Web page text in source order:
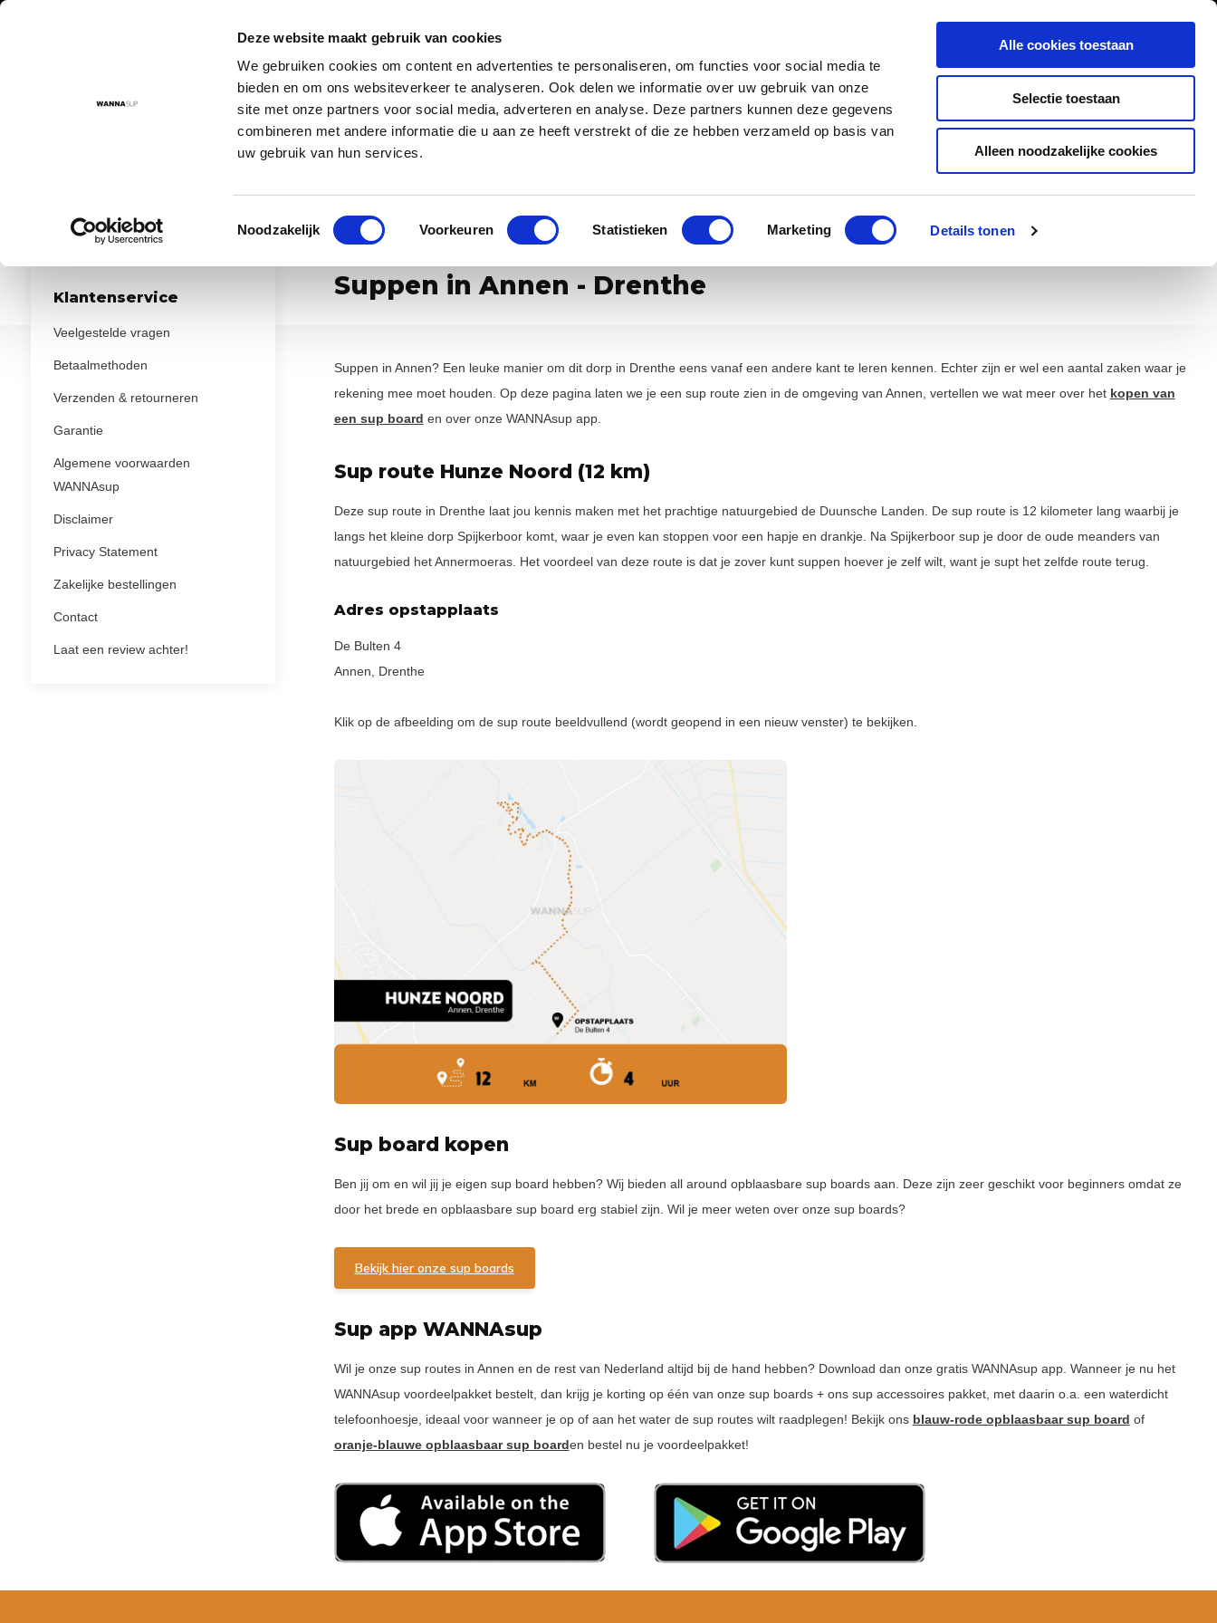
Deze website maakt gebruik van cookies
We gebruiken cookies om content en advertenties te personaliseren, om functies voor social media te
bieden en om ons websiteverkeer te analyseren. Ook delen we informatie over uw gebruik van onze
site met onze partners voor social media, adverteren en analyse. Deze partners kunnen deze gegevens
combineren met andere informatie die u aan ze heeft verstrekt of die ze hebben verzameld op basis van
uw gebruik van hun services.
Toestemmingsselectie
Noodzakelijk Voorkeuren Statistieken Marketing Details tonen
Alle cookies toestaan
Selectie toestaan
Alleen noodzakelijke cookies
Inloggen
Instructievideo's Contact
Voor 17:00 besteld = morgen in huis! De nr. 1 SUP board specialist van Europa Klanten geven ons een 9,5/10
Sup routes Hunze Noord
Klantenservice
Veelgestelde vragen
Betaalmethoden
Verzenden & retourneren
Garantie
Algemene voorwaarden
WANNAsup
Disclaimer
Privacy Statement
Zakelijke bestellingen
Contact
Laat een review achter!
Suppen in Annen - Drenthe
Suppen in Annen? Een leuke manier om dit dorp in Drenthe eens vanaf een andere kant te leren kennen. Echter zijn er wel een aantal zaken waar je
rekening mee moet houden. Op deze pagina laten we je een sup route zien in de omgeving van Annen, vertellen we wat meer over het kopen van
een sup board en over onze WANNAsup app.
Sup route Hunze Noord (12 km)
Deze sup route in Drenthe laat jou kennis maken met het prachtige natuurgebied de Duunsche Landen. De sup route is 12 kilometer lang waarbij je
langs het kleine dorp Spijkerboor komt, waar je even kan stoppen voor een hapje en drankje. Na Spijkerboor sup je door de oude meanders van
natuurgebied het Annermoeras. Het voordeel van deze route is dat je zover kunt suppen hoever je zelf wilt, want je supt het zelfde route terug.
Adres opstapplaats
De Bulten 4
Annen, Drenthe
Klik op de afbeelding om de sup route beeldvullend (wordt geopend in een nieuw venster) te bekijken.
Sup board kopen
Ben jij om en wil jij je eigen sup board hebben? Wij bieden all around opblaasbare sup boards aan. Deze zijn zeer geschikt voor beginners omdat ze
door het brede en opblaasbare sup board erg stabiel zijn. Wil je meer weten over onze sup boards?
Bekijk hier onze sup boards
Sup app WANNAsup
Wil je onze sup routes in Annen en de rest van Nederland altijd bij de hand hebben? Download dan onze gratis WANNAsup app. Wanneer je nu het
WANNAsup voordeelpakket bestelt, dan krijg je korting op één van onze sup boards + ons sup accessoires pakket, met daarin o.a. een waterdicht
telefoonhoesje, ideaal voor wanneer je op of aan het water de sup routes wilt raadplegen! Bekijk ons blauw-rode opblaasbaar sup board of
oranje-blauwe opblaasbaar sup boarden bestel nu je voordeelpakket!